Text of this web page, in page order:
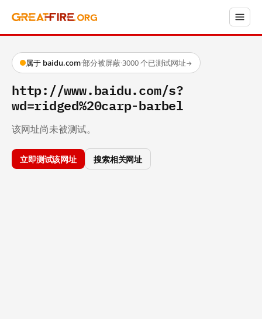
属于 baidu.com·部分被屏蔽·3000 个已测试网址→
http://www.baidu.com/s?
wd=ridged%20carp-barbel
该网址尚未被测试。
立即测试该网址 搜索相关网址